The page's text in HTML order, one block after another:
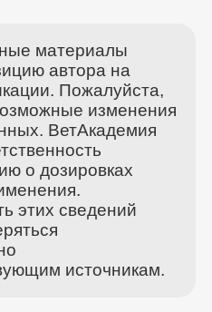
материалы
автора на
Пожалуйста,
изменения
ВетАкадемия
о дозировках
этих сведений
источникам.